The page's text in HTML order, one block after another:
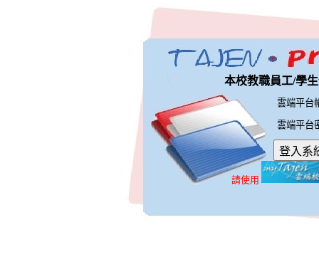
本校教職員工/學
雲端平台
雲端平台
請使用